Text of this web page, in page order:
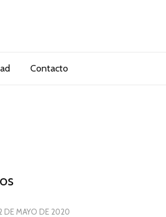
Contacto
DE MAYO DE 2020